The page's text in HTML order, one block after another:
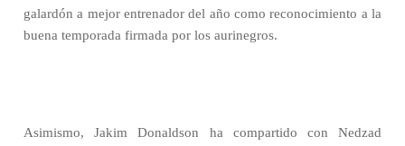
galardón a mejor entrenador del año como reconocimiento a la
buena temporada firmada por los aurinegros.
Asimismo, Jakim Donaldson ha compartido con Nedzad